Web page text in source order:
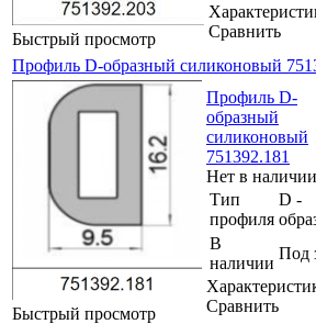
Быстрый просмотр
Сравнить
Профиль D-образный силиконовый
Быстрый просмотр
Профиль D-
образный
силиконовый
751392.181
Нет в наличии
Тип
профиля
D -
В
наличии
Под
Сравнить